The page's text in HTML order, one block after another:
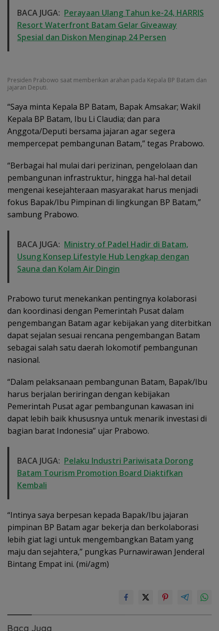
BACA JUGA: Perayaan Ulang Tahun ke-24, HARRIS
Resort Waterfront Batam Gelar Giveaway
Spesial dan Diskon Menginap 24 Persen
Presiden Prabowo saat memberikan arahan pada Kepala BP Batam dan
jajaran Deputi.
“Saya minta Kepala BP Batam, Bapak Amsakar; Wakil
Kepala BP Batam, Ibu Li Claudia; dan para
Anggota/Deputi bersama jajaran agar segera
mempercepat pembangunan Batam,” tegas Prabowo.
“Berbagai hal mulai dari perizinan, pengelolaan dan
pembangunan infrastruktur, hingga hal-hal detail
mengenai kesejahteraan masyarakat harus menjadi
fokus Bapak/Ibu Pimpinan di lingkungan BP Batam,”
sambung Prabowo.
BACA JUGA: Ministry of Padel Hadir di Batam,
Usung Konsep Lifestyle Hub Lengkap dengan
Sauna dan Kolam Air Dingin
Prabowo turut menekankan pentingnya kolaborasi
dan koordinasi dengan Pemerintah Pusat dalam
pengembangan Batam agar kebijakan yang diterbitkan
dapat sejalan sesuai rencana pengembangan Batam
sebagai salah satu daerah lokomotif pembangunan
nasional.
“Dalam pelaksanaan pembangunan Batam, Bapak/Ibu
harus berjalan beriringan dengan kebijakan
Pemerintah Pusat agar pembangunan kawasan ini
dapat lebih baik khususnya untuk menarik investasi di
bagian barat Indonesia” ujar Prabowo.
BACA JUGA: Pelaku Industri Pariwisata Dorong
Batam Tourism Promotion Board Diaktifkan
Kembali
“Intinya saya berpesan kepada Bapak/Ibu jajaran
pimpinan BP Batam agar bekerja dan berkolaborasi
lebih giat lagi untuk mengembangkan Batam yang
maju dan sejahtera,” pungkas Purnawirawan Jenderal
Bintang Empat ini. (mi/agm)
Baca Juga